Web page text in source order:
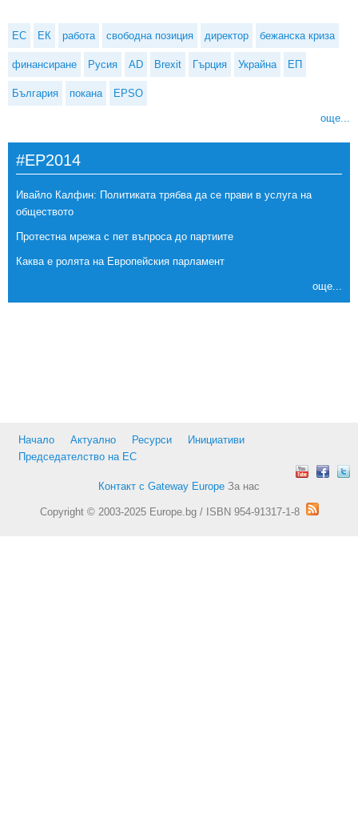
ЕС ЕК работа свободна позиция директор бежанска криза
финансиране Русия AD Brexit Гърция Украйна ЕП
България покана EPSO
още...
#EP2014
Ивайло Калфин: Политиката трябва да се прави в услуга на
обществото
Протестна мрежа с пет въпроса до партиите
Каква е ролята на Европейския парламент
още...
Начало Актуално Ресурси
Инициативи
Председателство на ЕС
Контакт с Gateway Europe За нас
Copyright © 2003-2025 Europe.bg / ISBN 954-91317-1-8